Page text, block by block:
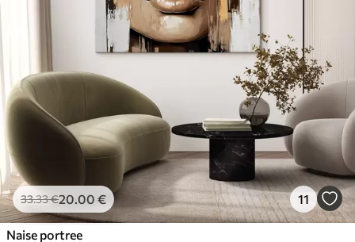
33.33€20.00 € 11
Naise portree